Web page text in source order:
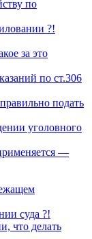
по
?!
за это
по ст.306
подать
уголовного
—
суда ?!
что делать